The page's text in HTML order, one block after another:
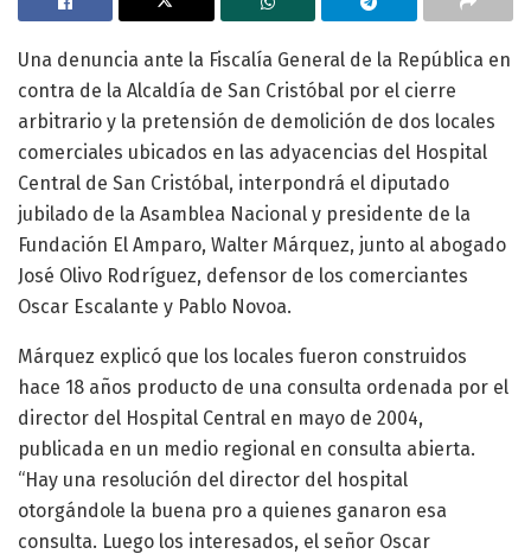
Una denuncia ante la Fiscalía General de la República en
contra de la Alcaldía de San Cristóbal por el cierre
arbitrario y la pretensión de demolición de dos locales
comerciales ubicados en las adyacencias del Hospital
Central de San Cristóbal, interpondrá el diputado
jubilado de la Asamblea Nacional y presidente de la
Fundación El Amparo, Walter Márquez, junto al abogado
José Olivo Rodríguez, defensor de los comerciantes
Oscar Escalante y Pablo Novoa.
Márquez explicó que los locales fueron construidos
hace 18 años producto de una consulta ordenada por el
director del Hospital Central en mayo de 2004,
publicada en un medio regional en consulta abierta.
“Hay una resolución del director del hospital
otorgándole la buena pro a quienes ganaron esa
consulta. Luego los interesados, el señor Oscar